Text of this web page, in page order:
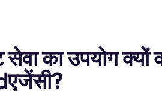
सेवा का उपयोग